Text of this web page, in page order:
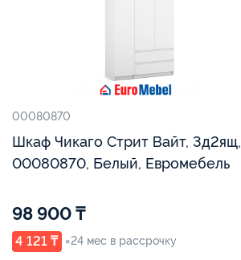
00080870
Шкаф Чикаго Стрит Вайт, 3д2ящ,
00080870, Белый, Евромебель
98 900 ₸
4 121 ₸ ×24 мес в рассрочку